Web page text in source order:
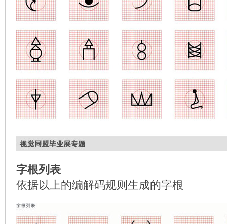
字根列表
依据以上的编解码规则生成的字根